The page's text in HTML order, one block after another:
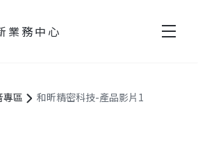
業務中心
專區 和昕精密科技-產品影片1